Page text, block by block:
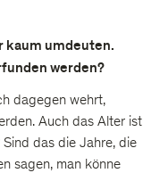
kaum umdeuten.
werden?
dagegen wehrt,
Auch das Alter ist
das die Jahre, die
sagen, man könne